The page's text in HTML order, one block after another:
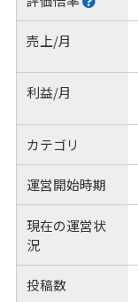
売上/月
利益/月
カテゴリ
運営開始時期
現在の運営状
況
投稿数